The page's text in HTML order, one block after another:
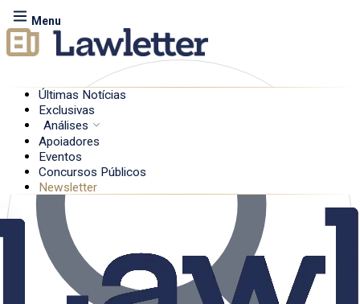
Menu
Últimas Notícias
Exclusivas
Análises
Apoiadores
Eventos
Concursos Públicos
Newsletter